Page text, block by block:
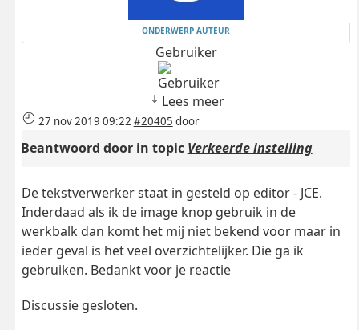
ONDERWERP AUTEUR
Gebruiker
Lees meer
27 nov 2019 09:22 #20405 door
Beantwoord door in topic Verkeerde instelling
De tekstverwerker staat in gesteld op editor - JCE.
Inderdaad als ik de image knop gebruik in de
werkbalk dan komt het mij niet bekend voor maar in
ieder geval is het veel overzichtelijker. Die ga ik
gebruiken. Bedankt voor je reactie
Discussie gesloten.